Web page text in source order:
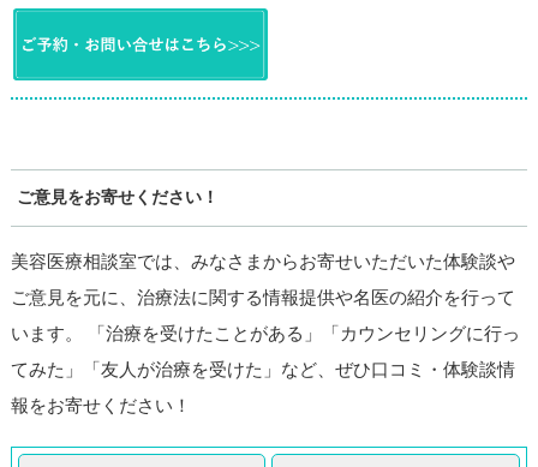
ご意見をお寄せください！
美容医療相談室では、みなさまからお寄せいただいた体験談や
ご意見を元に、治療法に関する情報提供や名医の紹介を行って
います。 「治療を受けたことがある」「カウンセリングに行っ
てみた」「友人が治療を受けた」など、ぜひ口コミ・体験談情
報をお寄せください！